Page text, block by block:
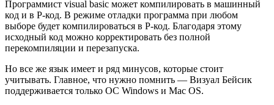
Программист visual basic может компилировать в машинный
код и в P-код. В режиме отладки программа при любом
выборе будет компилироваться в Р-код. Благодаря этому
исходный код можно корректировать без полной
перекомпиляции и перезапуска.
Но все же язык имеет и ряд минусов, которые стоит
учитывать. Главное, что нужно помнить — Визуал Бейсик
поддерживается только ОС Windows и Mac OS.